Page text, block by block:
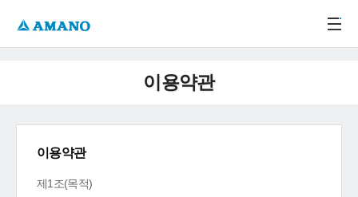
이용약관
이용약관
제1조(목적)